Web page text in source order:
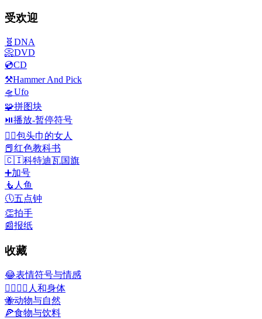
受欢迎
🧬 DNA
📀DVD
💿CD
⚒️Hammer And Pick
🛸Ufo
🧩拼图块
⏯️播放-暂停符号
👳‍♀️包头巾的女人
📕 红色教科书
🇨🇮科特迪瓦国旗
➕加号
🧜 人鱼
🕔五点钟
👏拍手
📰报纸
收藏
😂表情符号与情感
👩‍❤️‍💋‍👨 人和身体
🐝动物与自然
🍕食物与饮料